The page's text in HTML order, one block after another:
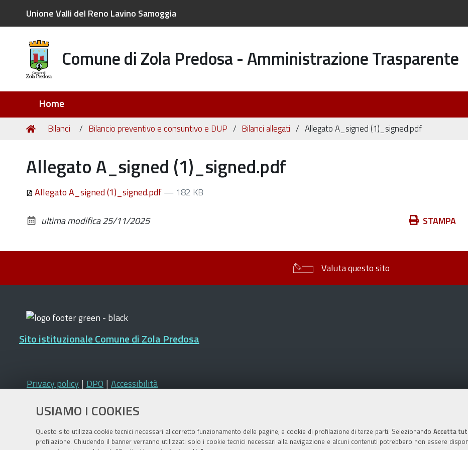
USIAMO I COOKIES
Questo sito utilizza cookie tecnici necessari al corretto funzionamento delle pagine, e cookie di profilazione di terze parti. Selezionando Accetta
profilazione. Chiudendo il banner verranno utilizzati solo i cookie tecnici necessari alla navigazione e alcuni contenuti potrebbero non essere
Unione Valli del Reno Lavino Samoggia
Comune di Zola Predosa - Amministrazione Trasparente
Home
Tu
Home
Bilanci Bilancio preventivo e consuntivo e DUP Bilanci allegati Allegato A_signed (1)_signed.pdf
Allegato A_signed (1)_signed.pdf
Allegato A_signed (1)_signed.pdf— 182 KB
Azioni STAMPA
ultima modifica25/11/2025
Valuta questo sito
Sito istituzionale Comune di Zola Predosa
Privacy policy | DPO | Accessibilità